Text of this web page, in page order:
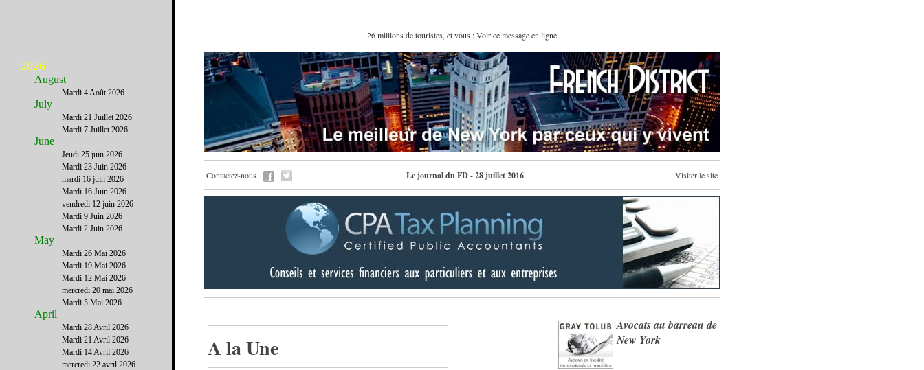
26 millions de touristes, et vous : Voir ce message en ligne
Contactez-nous Le journal du FD - 28 juillet 2016 Visiter le site
A la Une
Avocats au barreau de
New York
2026
August
Mardi 4 Août 2026
July
Mardi 21 Juillet 2026
Mardi 7 Juillet 2026
June
Jeudi 25 juin 2026
Mardi 23 Juin 2026
mardi 16 juin 2026
Mardi 16 Juin 2026
vendredi 12 juin 2026
Mardi 9 Juin 2026
Mardi 2 Juin 2026
May
Mardi 26 Mai 2026
Mardi 19 Mai 2026
Mardi 12 Mai 2026
mercredi 20 mai 2026
Mardi 5 Mai 2026
April
Mardi 28 Avril 2026
Mardi 21 Avril 2026
Mardi 14 Avril 2026
mercredi 22 avril 2026